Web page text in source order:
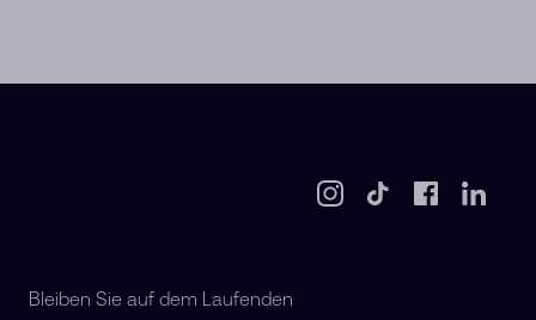
Bleiben Sie auf dem Laufenden